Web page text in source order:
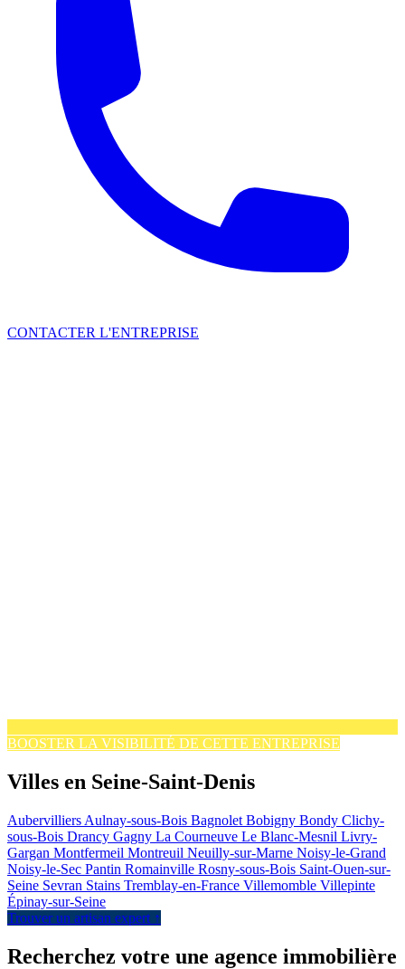
CONTACTER L'ENTREPRISE
BOOSTER LA VISIBILITÉ DE CETTE ENTREPRISE
Villes en Seine-Saint-Denis
Aubervilliers Aulnay-sous-Bois Bagnolet Bobigny Bondy Clichy-
sous-Bois Drancy Gagny La Courneuve Le Blanc-Mesnil Livry-
Gargan Montfermeil Montreuil Neuilly-sur-Marne Noisy-le-Grand
Noisy-le-Sec Pantin Romainville Rosny-sous-Bois Saint-Ouen-sur-
Seine Sevran Stains Tremblay-en-France Villemomble Villepinte
Épinay-sur-Seine
Trouver un artisan expert ↑
Recherchez votre une agence immobilière